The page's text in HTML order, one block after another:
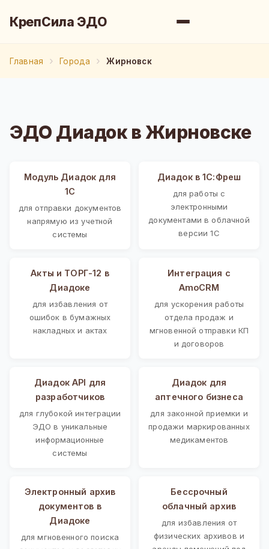
КрепСила ЭДО
Главная Города Жирновск
ЭДО Диадок в Жирновске
Модуль Диадок для
1С
для отправки документов
напрямую из учетной
системы
Диадок в 1С:Фреш
для работы с
электронными
документами в облачной
версии 1С
Акты и ТОРГ-12 в
Диадоке
для избавления от
ошибок в бумажных
накладных и актах
Интеграция с
AmoCRM
для ускорения работы
отдела продаж и
мгновенной отправки КП
и договоров
Диадок API для
разработчиков
для глубокой интеграции
ЭДО в уникальные
информационные
системы
Диадок для
аптечного бизнеса
для законной приемки и
продажи маркированных
медикаментов
Электронный архив
документов в
Диадоке
для мгновенного поиска
Бессрочный
облачный архив
для избавления от
физических архивов и